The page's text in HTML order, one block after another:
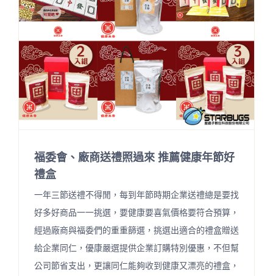
福委會、廠商送禮照過來 推薦健康年節好
禮盒
一年三節送禮不得閒，每到年節時期企業送禮總是要找
好多好商品一一挑選，要健康要喜氣價格要符合預算，
經過廠商與福委們的重重篩選，挑選出適合的禮盒贈送
給企業同仁，優康嚴選提供企業訂購特別優惠，不但幫
公司節省支出，更讓同仁能夠收到健康又漂亮的禮盒，